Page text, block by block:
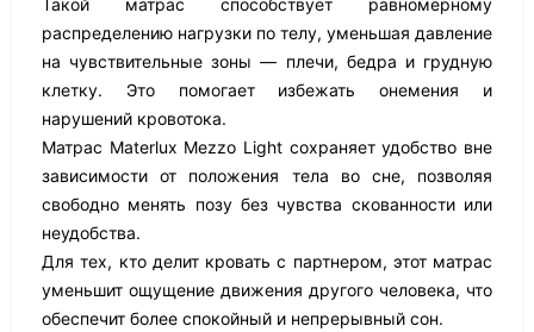
Такой матрас способствует равномерному
распределению нагрузки по телу, уменьшая давление
на чувствительные зоны — плечи, бедра и грудную
клетку. Это помогает избежать онемения и
нарушений кровотока.
Матрас Materlux Mezzo Light сохраняет удобство вне
зависимости от положения тела во сне, позволяя
свободно менять позу без чувства скованности или
неудобства.
Для тех, кто делит кровать с партнером, этот матрас
уменьшит ощущение движения другого человека, что
обеспечит более спокойный и непрерывный сон.